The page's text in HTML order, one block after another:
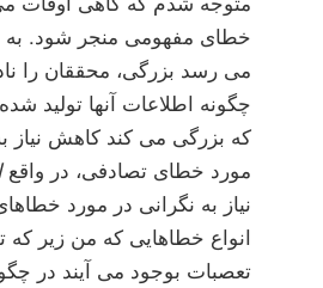
خطای مفهومی منجر شود. به
می رسد بزرگی، محققان را
چگونه اطلاعات آنها تولید
که بزرگی می کند کاهش نیاز
مورد خطای تصادفی، در واقع
نیاز به نگرانی در مورد
انواع خطاهایی که من زیر که
تعصبات بوجود می آیند در